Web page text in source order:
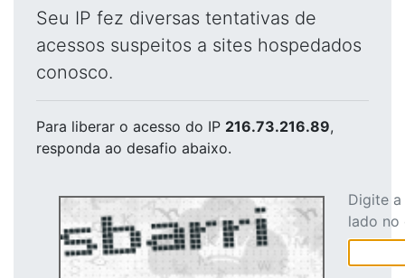
Seu IP fez diversas tentativas de
acessos suspeitos a sites hospedados
conosco.
Para liberar o acesso do IP 216.73.216.89,
responda ao desafio abaixo.
Digite
lado no